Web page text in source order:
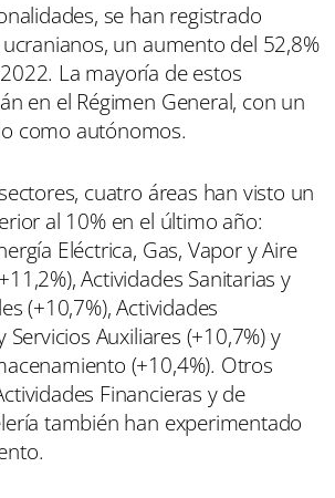
se han registrado
un aumento del 52,8%
La mayoría de estos
en el Régimen General, con un
como autónomos.
cuatro áreas han visto un
al 10% en el último año:
Eléctrica, Gas, Vapor y Aire
Actividades Sanitarias y
(+10,7%), Actividades
Auxiliares (+10,7%) y
(+10,4%). Otros
Financieras y de
también han experimentado